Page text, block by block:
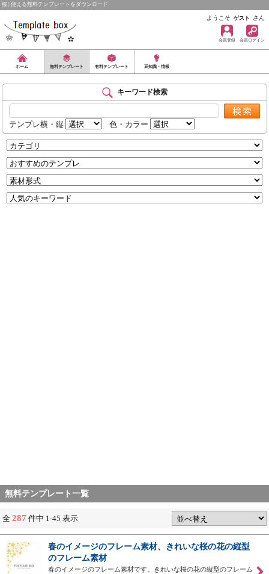
桜 | 使える無料テンプレートをダウンロード
ようこそ ゲスト さん
会員登録 会員ログイン
ホーム 無料テンプレート 有料テンプレート 豆知識・情報
キーワード検索
テンプレ横・縦 色・カラー
無料テンプレート一覧
全 287 件中 1-45 表示
春のイメージのフレーム素材、きれいな桜の花の縦型
のフレーム素材
春のイメージのフレーム素材です。きれいな桜の花の縦型のフレーム